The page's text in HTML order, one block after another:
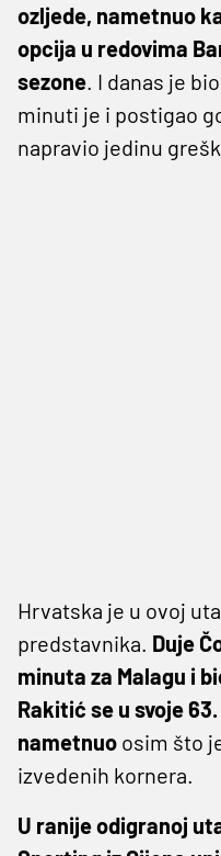
ozljede, nametnuo
opcija u redovima
sezone. I danas je
minuti je i postigao
napravio jedinu
Hrvatska je u ovoj
predstavnika. Duje
minuta za Malagu i
Rakitić se u svoje
nametnuo osim što
izvedenih kornera.
U ranije odigranoj